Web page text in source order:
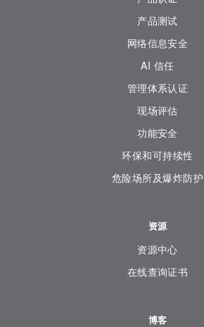
产品测试
网络信息安全
AI 信任
管理体系认证
现场评估
功能安全
环保和可持续性
危险场所及爆炸防护
资源
资源中心
在线查询证书
博客